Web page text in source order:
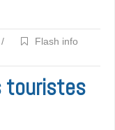
/
Flash info
touristes